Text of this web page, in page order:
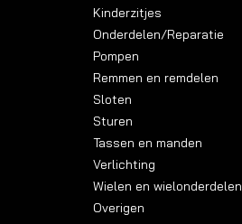
Kinderzitjes
Onderdelen/Reparatie
Pompen
Remmen en remdelen
Sloten
Sturen
Tassen en manden
Verlichting
Wielen en wielonderdelen
Overigen